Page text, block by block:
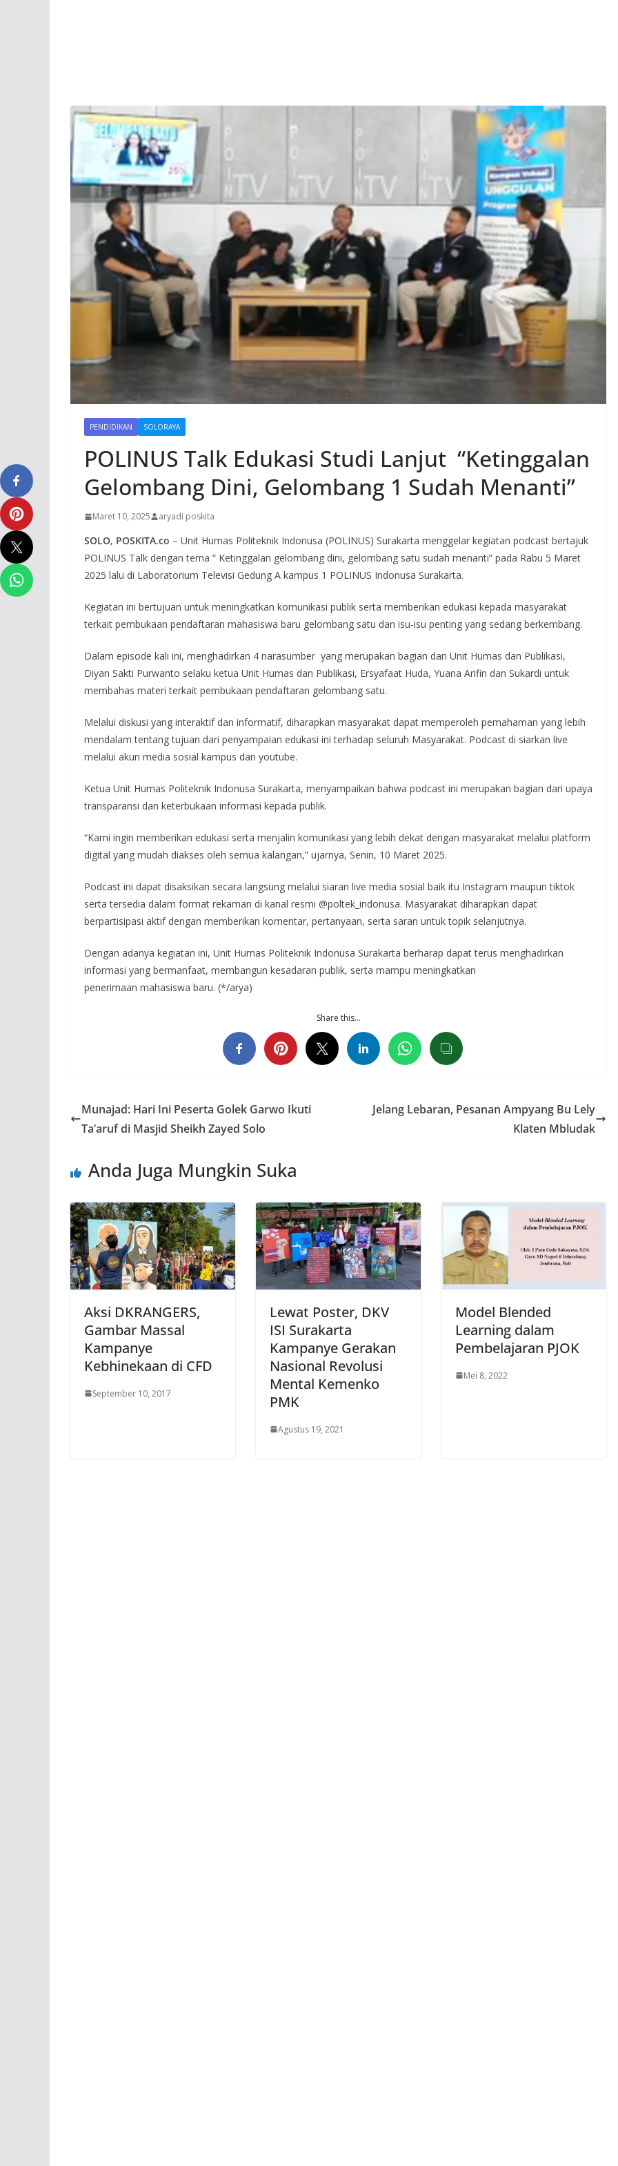
PENDIDIKAN SOLORAYA
POLINUS Talk Edukasi Studi Lanjut “Ketinggalan
Gelombang Dini, Gelombang 1 Sudah Menanti”
Maret 10, 2025 aryadi poskita
SOLO, POSKITA.co – Unit Humas Politeknik Indonusa (POLINUS) Surakarta menggelar kegiatan podcast bertajuk
POLINUS Talk dengan tema “ Ketinggalan gelombang dini, gelombang satu sudah menanti” pada Rabu 5 Maret
2025 lalu di Laboratorium Televisi Gedung A kampus 1 POLINUS Indonusa Surakarta.
Kegiatan ini bertujuan untuk meningkatkan komunikasi publik serta memberikan edukasi kepada masyarakat
terkait pembukaan pendaftaran mahasiswa baru gelombang satu dan isu-isu penting yang sedang berkembang.
Dalam episode kali ini, menghadirkan 4 narasumber yang merupakan bagian dari Unit Humas dan Publikasi,
Diyan Sakti Purwanto selaku ketua Unit Humas dan Publikasi, Ersyafaat Huda, Yuana Arifin dan Sukardi untuk
membahas materi terkait pembukaan pendaftaran gelombang satu.
Melalui diskusi yang interaktif dan informatif, diharapkan masyarakat dapat memperoleh pemahaman yang lebih
mendalam tentang tujuan dari penyampaian edukasi ini terhadap seluruh Masyarakat. Podcast di siarkan live
melalui akun media sosial kampus dan youtube.
Ketua Unit Humas Politeknik Indonusa Surakarta, menyampaikan bahwa podcast ini merupakan bagian dari upaya
transparansi dan keterbukaan informasi kepada publik.
“Kami ingin memberikan edukasi serta menjalin komunikasi yang lebih dekat dengan masyarakat melalui platform
digital yang mudah diakses oleh semua kalangan,” ujarnya, Senin, 10 Maret 2025.
Podcast ini dapat disaksikan secara langsung melalui siaran live media sosial baik itu Instagram maupun tiktok
serta tersedia dalam format rekaman di kanal resmi @poltek_indonusa. Masyarakat diharapkan dapat
berpartisipasi aktif dengan memberikan komentar, pertanyaan, serta saran untuk topik selanjutnya.
Dengan adanya kegiatan ini, Unit Humas Politeknik Indonusa Surakarta berharap dapat terus menghadirkan
informasi yang bermanfaat, membangun kesadaran publik, serta mampu meningkatkan
penerimaan mahasiswa baru. (*/arya)
Share this…
Munajad: Hari Ini Peserta Golek Garwo Ikuti
Ta’aruf di Masjid Sheikh Zayed Solo
Jelang Lebaran, Pesanan Ampyang Bu Lely
Klaten Mbludak
Anda Juga Mungkin Suka
Aksi DKRANGERS,
Gambar Massal
Kampanye
Kebhinekaan di CFD
September 10, 2017
Lewat Poster, DKV
ISI Surakarta
Kampanye Gerakan
Nasional Revolusi
Mental Kemenko
PMK
Agustus 19, 2021
Model Blended
Learning dalam
Pembelajaran PJOK
Mei 8, 2022